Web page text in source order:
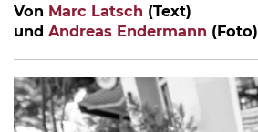
Von Marc Latsch (Text)
und Andreas Endermann (Foto)